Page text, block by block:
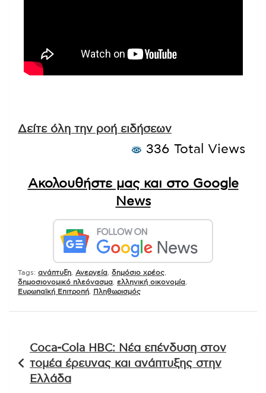
Δείτε όλη την ροή ειδήσεων
336 Total Views
Ακολουθήστε μας και στο Google
News
Tags: ανάπτυξη Ανεργεία δημόσιο χρέος
δημοσιονομικό πλεόνασμα ελληνική οικονομία
Ευρωπαϊκή Επιτροπή
Πληθωρισμός
άρθρων
Coca-Cola HBC: Νέα επένδυση στον
τομέα έρευνας και ανάπτυξης στην
Ελλάδα